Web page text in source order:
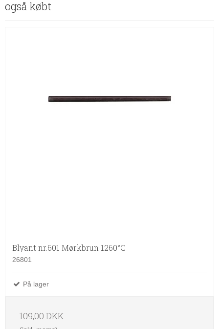
også købt
Blyant nr.601 Mørkbrun 1260°C
26801
På lager
109,00 DKK